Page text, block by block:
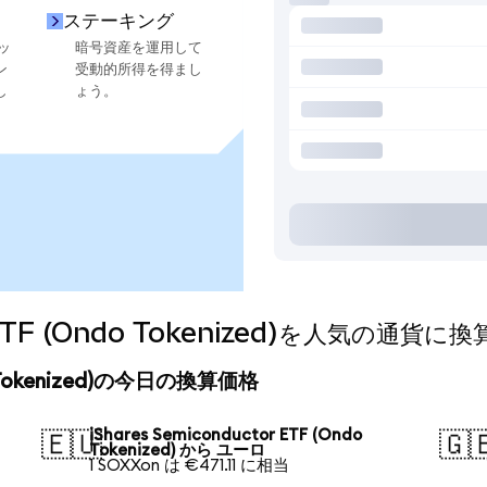
ステーキング
暗号資産を運用して
受動的所得を得まし
ょう。
Tokenized)を人気の通貨に換
の今日の換算価格
🇪🇺iShares Semiconductor ETF (Ondo
Tokenized) から ユーロ
1 SOXXon は €471.11 に相当